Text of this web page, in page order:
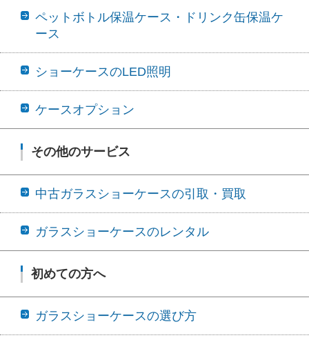
ペットボトル保温ケース・ドリンク缶保温ケ
ース
ショーケースのLED照明
ケースオプション
その他のサービス
中古ガラスショーケースの引取・買取
ガラスショーケースのレンタル
初めての方へ
ガラスショーケースの選び方